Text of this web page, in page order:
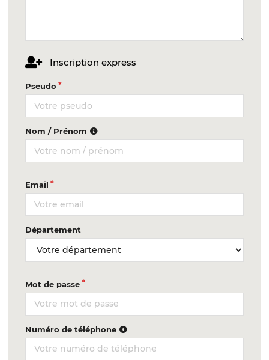
Inscription express
Pseudo
Nom / Prénom
Email
Département
Mot de passe
Numéro de téléphone